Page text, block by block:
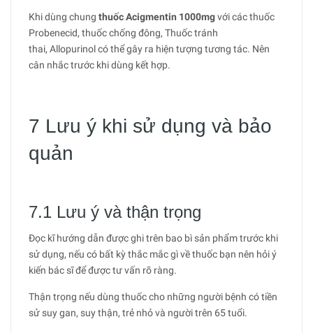
Khi dùng chung thuốc Acigmentin 1000mgvới các thuốc
Probenecid, thuốc chống đông, Thuốc tránh
thai, Allopurinol có thể gây ra hiện tượng tương tác. Nên
cân nhắc trước khi dùng kết hợp.
7 Lưu ý khi sử dụng và bảo
quản
7.1 Lưu ý và thận trọng
Đọc kĩ hướng dẫn được ghi trên bao bì sản phẩm trước khi
sử dụng, nếu có bất kỳ thắc mắc gì về thuốc bạn nên hỏi ý
kiến bác sĩ để được tư vấn rõ ràng.
Thận trọng nếu dùng thuốc cho những người bệnh có tiền
sử suy gan, suy thận, trẻ nhỏ và người trên 65 tuổi.